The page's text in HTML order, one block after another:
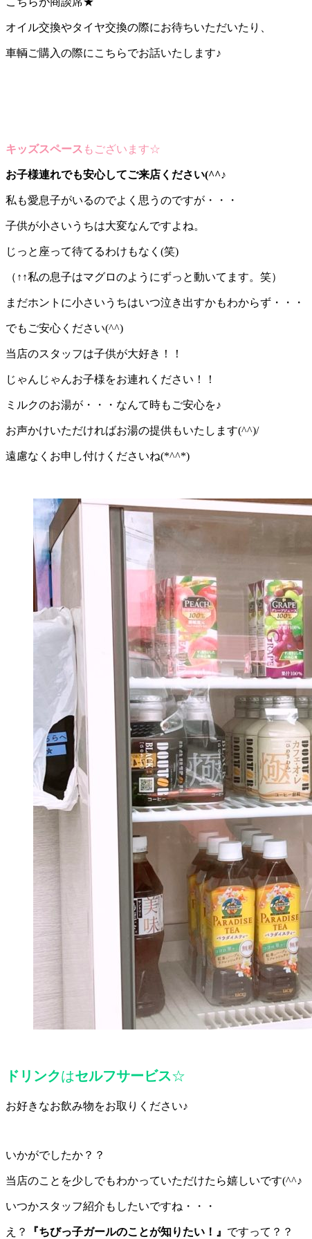
オイル交換やタイヤ交換の際にお待ちいただいたり、
車輌ご購入の際にこちらでお話いたします♪
キッズスペース もございます☆
お子様連れでも安心してご来店ください(^^♪
私も愛息子がいるのでよく思うのですが・・・
子供が小さいうちは大変なんですよね。
じっと座って待てるわけもなく(笑)
（↑↑私の息子はマグロのようにずっと動いてます。笑）
まだホントに小さいうちはいつ泣き出すかもわからず・・・
でもご安心ください(^^)
当店のスタッフは子供が大好き！！
じゃんじゃんお子様をお連れください！！
ミルクのお湯が・・・なんて時もご安心を♪
お声かけいただければお湯の提供もいたします(^^)/
遠慮なくお申し付けくださいね(*^^*)
ドリンクはセルフサービス☆
お好きなお飲み物をお取りください♪
いかがでしたか？？
当店のことを少しでもわかっていただけたら嬉しいです(^^♪
いつかスタッフ紹介もしたいですね・・・
え？ 『ちびっ子ガールのことが知りたい！』 ですって？？